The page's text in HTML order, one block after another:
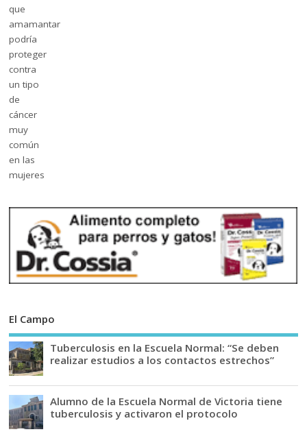
El Campo
Tuberculosis en la Escuela Normal: “Se deben
realizar estudios a los contactos estrechos”
Alumno de la Escuela Normal de Victoria tiene
tuberculosis y activaron el protocolo